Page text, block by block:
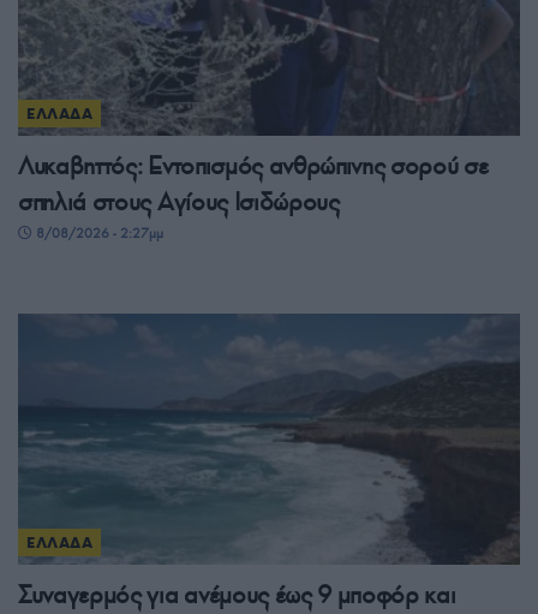
ΕΛΛΑΔΑ
Λυκαβηττός: Εντοπισμός ανθρώπινης σορού σε
σπηλιά στους Αγίους Ισιδώρους
8/08/2026 - 2:27μμ
ΕΛΛΑΔΑ
Συναγερμός για ανέμους έως 9 μποφόρ και